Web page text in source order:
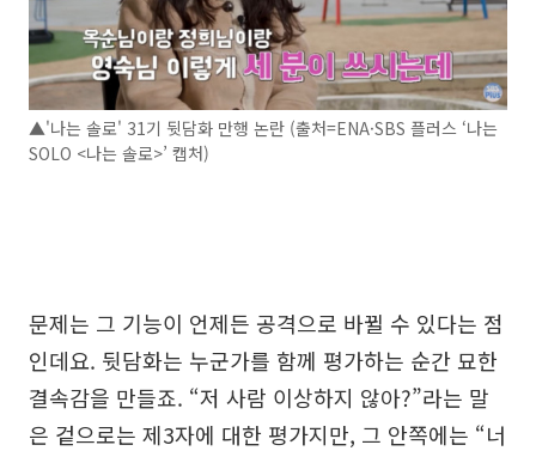
▲'나는 솔로' 31기 뒷담화 만행 논란 (출처=ENA·SBS 플러스 ‘나는
SOLO <나는 솔로>’ 캡처)
문제는 그 기능이 언제든 공격으로 바뀔 수 있다는 점
인데요. 뒷담화는 누군가를 함께 평가하는 순간 묘한
결속감을 만들죠. “저 사람 이상하지 않아?”라는 말
은 겉으로는 제3자에 대한 평가지만, 그 안쪽에는 “너